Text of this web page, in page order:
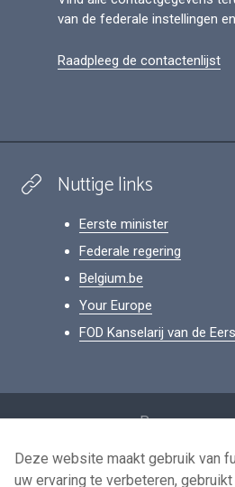
van de federale instellingen
Raadpleeg de contactenlijst
Nuttige links
Eerste minister
Federale regering
Belgium.be
Your Europe
FOD Kanselarij van de
Voorwaarden voor
Deze website maakt gebruik van
uw ervaring te verbeteren,